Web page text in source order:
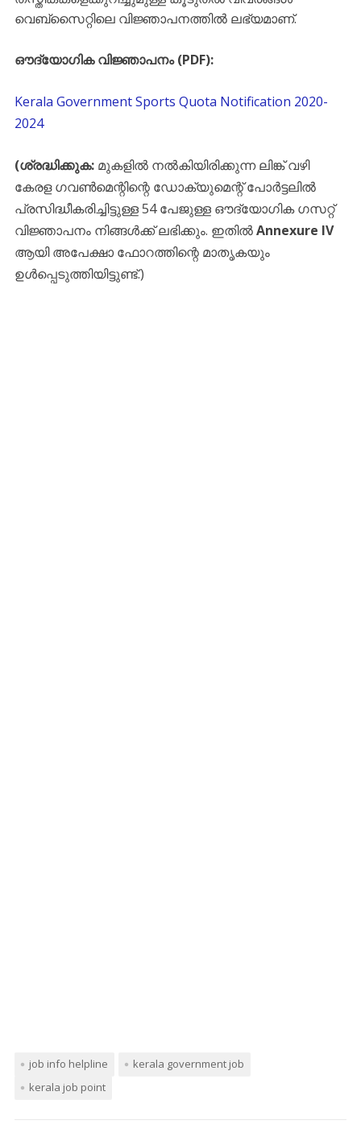
വെബ്സൈറ്റിലെ വിജ്ഞാപനത്തിൽ ലഭ്യമാണ്.
ഔദ്യോഗിക വിജ്ഞാപനം (PDF):
Kerala Government Sports Quota Notification 2020-
2024
(ശ്രദ്ധിക്കുക:മുകളിൽ നൽകിയിരിക്കുന്ന ലിങ്ക് വഴി
കേരള ഗവൺമെന്റിന്റെ ഡോക്യുമെന്റ് പോർട്ടലിൽ
പ്രസിദ്ധീകരിച്ചിട്ടുള്ള 54 പേജുള്ള ഔദ്യോഗിക ഗസറ്റ്
വിജ്ഞാപനം നിങ്ങൾക്ക് ലഭിക്കും. ഇതിൽAnnexure IV
ആയി അപേക്ഷാ ഫോറത്തിന്റെ മാതൃകയും
ഉൾപ്പെടുത്തിയിട്ടുണ്ട്.)
job info helpline
kerala government job
kerala job point